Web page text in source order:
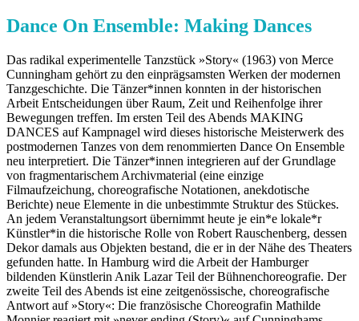
Dance On Ensemble: Making Dances
Das radikal experimentelle Tanzstück »Story« (1963) von Merce
Cunningham gehört zu den einprägsamsten Werken der modernen
Tanzgeschichte. Die Tänzer*innen konnten in der historischen
Arbeit Entscheidungen über Raum, Zeit und Reihenfolge ihrer
Bewegungen treffen. Im ersten Teil des Abends MAKING
DANCES auf Kampnagel wird dieses historische Meisterwerk des
postmodernen Tanzes von dem renommierten Dance On Ensemble
neu interpretiert. Die Tänzer*innen integrieren auf der Grundlage
von fragmentarischem Archivmaterial (eine einzige
Filmaufzeichung, choreografische Notationen, anekdotische
Berichte) neue Elemente in die unbestimmte Struktur des Stückes.
An jedem Veranstaltungsort übernimmt heute je ein*e lokale*r
Künstler*in die historische Rolle von Robert Rauschenberg, dessen
Dekor damals aus Objekten bestand, die er in der Nähe des Theaters
gefunden hatte. In Hamburg wird die Arbeit der Hamburger
bildenden Künstlerin Anik Lazar Teil der Bühnenchoreografie. Der
zweite Teil des Abends ist eine zeitgenössische, choreografische
Antwort auf »Story«: Die französische Choreografin Mathilde